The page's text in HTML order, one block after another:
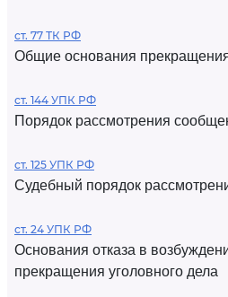
ст. 77 ТК РФ
Общие основания прекращения
ст. 144 УПК РФ
Порядок рассмотрения
ст. 125 УПК РФ
Судебный порядок
ст. 24 УПК РФ
Основания отказа в
прекращения уголовного дела